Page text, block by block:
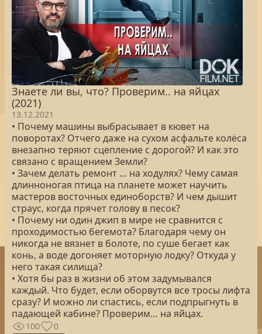
Знаете ли вы, что? Проверим.. на яйцах
(2021)
13.12.2021
• Почему машины выбрасывает в кювет на
поворотах? Отчего даже на сухом асфальте колёса
внезапно теряют сцепление с дорогой? И как это
связано с вращением Земли?
• Зачем делать ремонт … на ходулях? Чему самая
длинноногая птица на планете может научить
мастеров восточных единоборств? И чем дышит
страус, когда прячет голову в песок?
• Почему ни один джип в мире не сравнится с
проходимостью бегемота? Благодаря чему он
никогда не вязнет в болоте, по суше бегает как
конь, а воде догоняет моторную лодку? Откуда у
него такая силища?
• Хотя бы раз в жизни об этом задумывался
каждый. Что будет, если оборвутся все тросы лифта
сразу? И можно ли спастись, если подпрыгнуть в
падающей кабине? Проверим… на яйцах.
100 0